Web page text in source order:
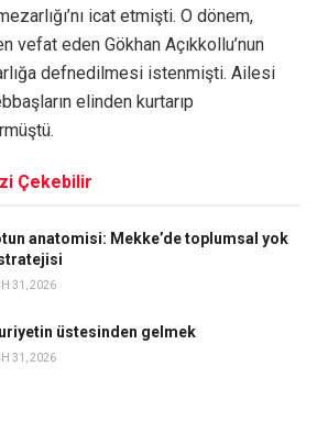
icat etmişti. O dönem,
vefat eden Gökhan Açıkkollu’nun
defnedilmesi istenmişti. Ailesi
elinden kurtarıp
Çekebilir
anatomisi: Mekke’de toplumsal yok
31, 2026
üstesinden gelmek
31, 2026